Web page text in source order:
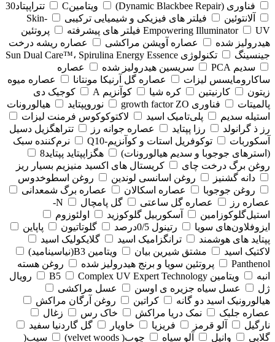
فناوری (‏Dynamic Blackbee Repair)
ویتامینC
تتراپپتاد30
آلانتوئین
فیلتر های فیزیکی و شیمیایی ترکیبی
Skin-
Empowering Illuminator
UV فیلتر های پیشرفته
پروتئین
هیدرولیز شده
عصاره آویشن مراکشی
عصاره ریشه درخت
جینسینگ
تکنولوژی Sun Dual Care™، Spirulina Energy Essence
سدیم PCA
سریسین هیدرولیز شده
عصاره
ساکارومایسس لیزات
عصاره گل آرنیکا مونتانا
عصاره میوه
زیتون
کارنیتین کره شیا کوآنزیم A
کوجیک دی
پالمیتات
فناوری growth factor ZO نوروپپتاید
هیالورونات
استیله سدیم
پلی‌تامیک اسید
لاکتوکوکوس فرمنت لیزات
رز ذ گرانولد
رزا پپتاید عصاره جوانه رز
تتراهگزیل دسیل
آسکوربات
توکوفریل استات و کوآنزیم-Q10
نرم‌کننده سبک
(استرهای جوجوبا و سدیم هیالورونات)
هگزاپپتاید پپتاید8
روغن برگ درخت چای
کریستال های اکسید منیزیم بسیار ریز
دانه گشنیز
روغن اسانسی لوندین
روغن اسطوخدوس
روغن جوجوبا
عصاره اسکالان
عصاره برگ شمعدانی
عصاره رز
عصاره گل ساعتی گل پامچال
N-
استیل‌گلوکوزامین
آسکوربیل گلوکوزید
اولئوزوم
ایزوفلاون‌های سویا
رتینول 0/5درصد گلوتاتیون
پاپاین
پپتاید های هوشمند
ترانگزامیک اسید
گلایکولیک اسید
لاکتیک اسید
مشتق شیرین بیان
ویتامین B3(نیاسینامید)
Panthenol
پروتئین سویا و برنج هیدرولیز شده
روغن هسته
انبه
ویتامین B5 Complex UV Expert Technology
رویال
ژل
عسل سیاه جزیره ی اوسن
عسل مراکشی
هیالورونیک اسید دو گانه
کراتین
روغن آرگان مراکش
عصاره جلبک
نمک دریا مراکش خاک رس
زغال
نارگیل
آلو قرمز فریزیا خاویار
گل گاردنیا سفید
گلابی
وانیل آلو سیاه چوب( velvet woods) سیب(